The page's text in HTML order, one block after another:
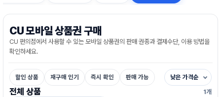
CU 모바일 상품권 구매
CU 편의점에서 사용할 수 있는 모바일 상품권의 판매 권종과 결제수단, 이용 방법을
확인하세요.
할인 상품 재구매 인기 즉시 확인 판매 가능 낮은 가격순
전체 상품 1개